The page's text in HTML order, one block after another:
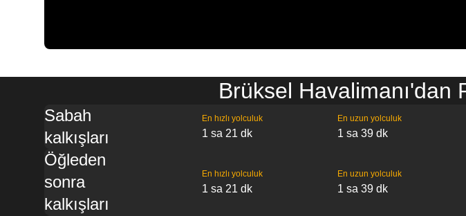
Brüksel Havalimanı'dan
Sabah
kalkışları
En hızlı yolculuk
1 sa 21 dk
En uzun yolculuk
1 sa 39 dk
Öğleden
sonra
kalkışları
En hızlı yolculuk
1 sa 21 dk
En uzun yolculuk
1 sa 39 dk